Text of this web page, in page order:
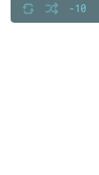
-10
08_«DC»